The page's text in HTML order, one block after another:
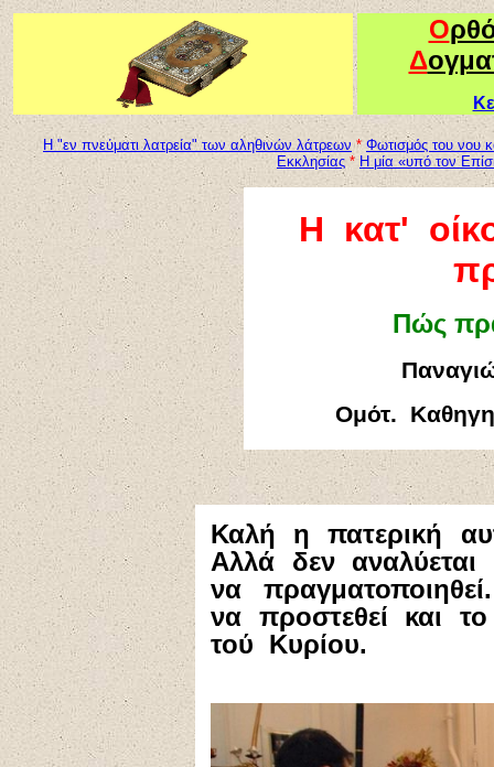
Ο
Δ
Η "εν πνεύματι λατρεία" των αληθινών λάτρεων * Φωτισμός του νου
Εκκλησίας * Η μία «υπό τον
Η κατ'
Πώς
Ομότ.
Καλή η πατερική
Αλλά δεν
να
να προστεθεί και
τού Κυρίου.